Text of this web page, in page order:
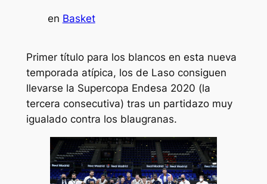
en Basket
Primer título para los blancos en esta nueva
temporada atípica, los de Laso consiguen
llevarse la Supercopa Endesa 2020 (la
tercera consecutiva) tras un partidazo muy
igualado contra los blaugranas.